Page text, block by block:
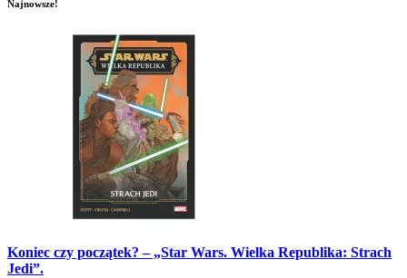
Najnowsze!
Koniec czy początek? – „Star Wars. Wielka Republika: Strach
Jedi”.